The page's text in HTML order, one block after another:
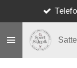
Hauptinhalt
springen